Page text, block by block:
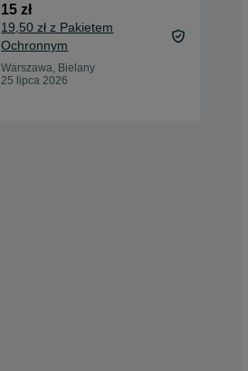
15 zł
19,50 zł z Pakietem
Ochronnym
Warszawa, Bielany
25 lipca 2026